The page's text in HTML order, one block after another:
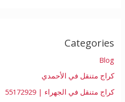
Categories
Blog
كراج متنقل في الأحمدي
كراج متنقل في الجهراء | 55172929